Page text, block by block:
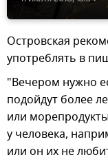
Островская
употреблять в
"Вечером нужно
подойдут более
или
у человека,
или он их не